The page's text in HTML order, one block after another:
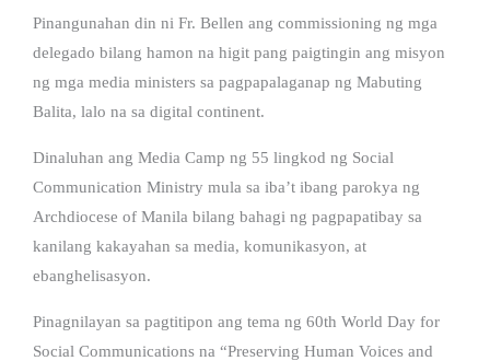
Pinangunahan din ni Fr. Bellen ang commissioning ng mga
delegado bilang hamon na higit pang paigtingin ang misyon
ng mga media ministers sa pagpapalaganap ng Mabuting
Balita, lalo na sa digital continent.
Dinaluhan ang Media Camp ng 55 lingkod ng Social
Communication Ministry mula sa iba’t ibang parokya ng
Archdiocese of Manila bilang bahagi ng pagpapatibay sa
kanilang kakayahan sa media, komunikasyon, at
ebanghelisasyon.
Pinagnilayan sa pagtitipon ang tema ng 60th World Day for
Social Communications na “Preserving Human Voices and